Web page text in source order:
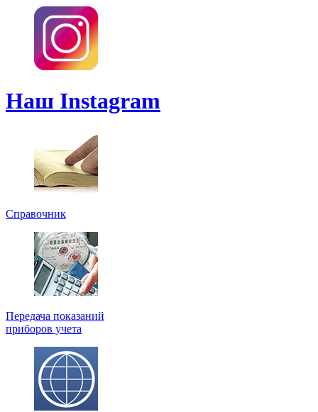
Наш Instagram
Справочник
Передача показаний
приборов учета